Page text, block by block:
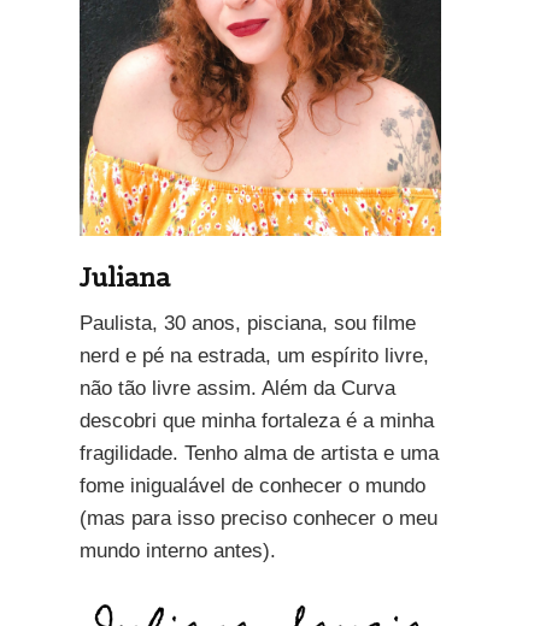
Juliana
Paulista, 30 anos, pisciana, sou filme
nerd e pé na estrada, um espírito livre,
não tão livre assim. Além da Curva
descobri que minha fortaleza é a minha
fragilidade. Tenho alma de artista e uma
fome inigualável de conhecer o mundo
(mas para isso preciso conhecer o meu
mundo interno antes).